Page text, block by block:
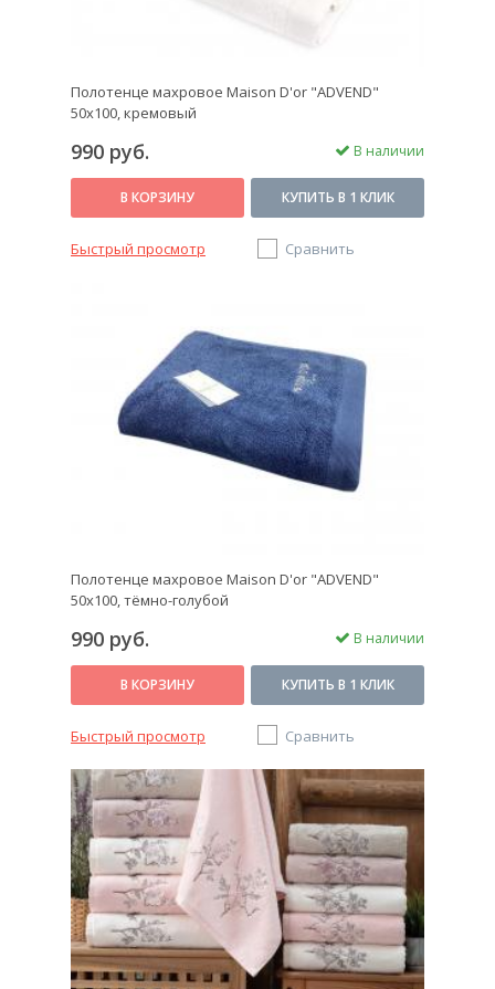
Полотенце махровое Maison D'or "ADVEND"
50х100, кремовый
990 руб. В наличии
В КОРЗИНУ КУПИТЬ В 1 КЛИК
Быстрый просмотр Сравнить
Полотенце махровое Maison D'or "ADVEND"
50х100, тёмно-голубой
990 руб. В наличии
В КОРЗИНУ КУПИТЬ В 1 КЛИК
Быстрый просмотр Сравнить